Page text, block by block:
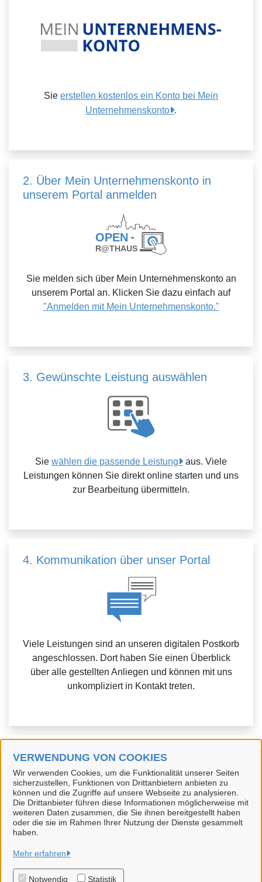
VERWENDUNG VON COOKIES
Wir verwenden Cookies, um die Funktionalität unserer Seiten
sicherzustellen, Funktionen von Drittanbietern anbieten zu
können und die Zugriffe auf unsere Webseite zu analysieren.
Die Drittanbieter führen diese Informationen möglicherweise mit
weiteren Daten zusammen, die Sie ihnen bereitgestellt haben
oder die sie im Rahmen Ihrer Nutzung der Dienste gesammelt
haben.
Mehr erfahren
Notwendig Statistik
Sie erstellen kostenlos ein Konto bei Mein
Unternehmenskonto .
2. Über Mein Unternehmenskonto in
unserem Portal anmelden
Sie melden sich über Mein Unternehmenskonto an
unserem Portal an. Klicken Sie dazu einfach auf
"Anmelden mit Mein Unternehmenskonto."
3. Gewünschte Leistung auswählen
Sie wählen die passende Leistung
aus. Viele
Leistungen können Sie direkt online starten und uns
zur Bearbeitung übermitteln.
4. Kommunikation über unser Portal
Viele Leistungen sind an unseren digitalen Postkorb
angeschlossen. Dort haben Sie einen Überblick
über alle gestellten Anliegen und können mit uns
unkompliziert in Kontakt treten.
Weitere Informationen zu Mein Unternehmenskonto
finden Sie auf derFAQ-Seite von Mein
Unternehmenskonto.
Hansestadt Uelzen